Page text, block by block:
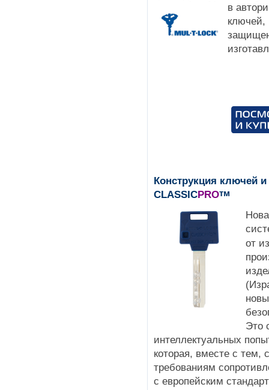
в
ключей,
Конструкция ключей
CLASSICPROтм
от
Это
интеллектуальных
которая, вместе с тем,
требованиям
с европейским